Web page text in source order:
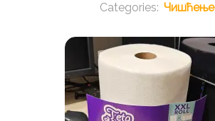
Чишћење